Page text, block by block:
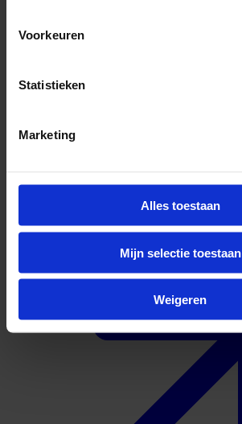
Voorkeuren
Statistieken
Marketing
Alles toestaan
Mijn selectie toestaan
Weigeren